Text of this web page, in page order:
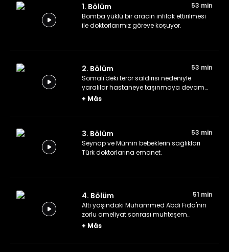
1. Bölüm
53 min
Bomba yüklü bir aracın infilak ettirilmesi
ile doktorlarımız göreve koşuyor.
2. Bölüm
53 min
Somali'deki terör saldırısı nedeniyle
yaralılar hastaneye taşınmaya devam
ediyor.
+ Más
3. Bölüm
53 min
Seynap ve Mümin bebeklerin sağlıkları
Türk doktorlarına emanet.
4. Bölüm
51 min
Altı yaşındaki Muhammed Abdi Fida'nın
zorlu ameliyat sonrası muhteşem
öyküsü...
+ Más